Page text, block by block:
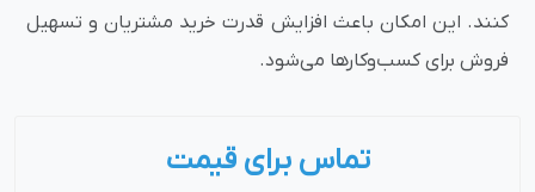
کنند. این امکان باعث افزایش قدرت خرید مشتریان و تسهیل
فروش برای کسب‌وکارها می‌شود.
تماس برای قیمت